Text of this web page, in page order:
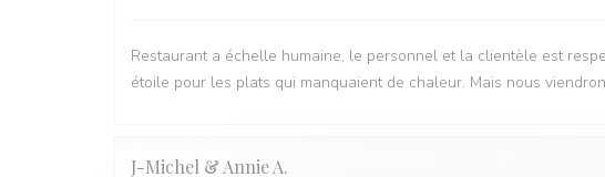
Restaurant a échelle humaine, le personnel et la clientèle est
étoile pour les plats qui manquaient de chaleur. Mais nous
J-Michel & AnnieA